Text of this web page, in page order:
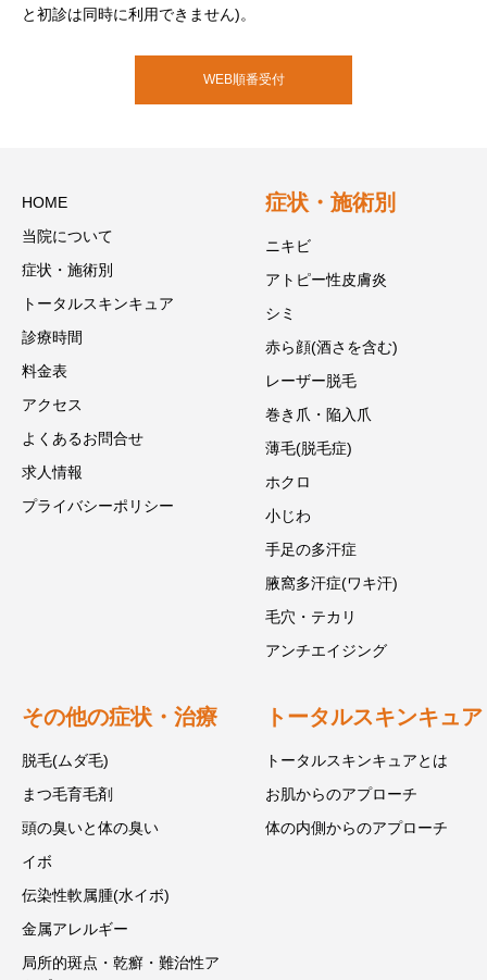
と初診は同時に利用できません)。
WEB順番受付
HOME
当院について
症状・施術別
トータルスキンキュア
診療時間
料金表
アクセス
よくあるお問合せ
求人情報
プライバシーポリシー
症状・施術別
ニキビ
アトピー性皮膚炎
シミ
赤ら顔(酒さを含む)
レーザー脱毛
巻き爪・陥入爪
薄毛(脱毛症)
ホクロ
小じわ
手足の多汗症
腋窩多汗症(ワキ汗)
毛穴・テカリ
アンチエイジング
その他の症状・治療
脱毛(ムダ毛)
まつ毛育毛剤
頭の臭いと体の臭い
イボ
伝染性軟属腫(水イボ)
金属アレルギー
局所的斑点・乾癬・難治性ア
トータルスキンキュア
トータルスキンキュアとは
お肌からのアプローチ
体の内側からのアプローチ